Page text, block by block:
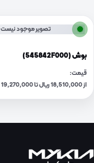
تصویر موجود نیست
بوش (545842F000)
قیمت:
از 18,510,000 ریال تا 19,270,000 ریال